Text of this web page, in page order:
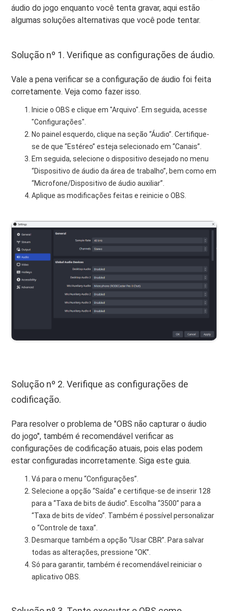
áudio do jogo enquanto você tenta gravar, aqui estão
algumas soluções alternativas que você pode tentar.
Solução nº 1. Verifique as configurações de áudio.
Vale a pena verificar se a configuração de áudio foi feita
corretamente. Veja como fazer isso.
Inicie o OBS e clique em "Arquivo". Em seguida, acesse
"Configurações".
No painel esquerdo, clique na seção “Áudio”. Certifique-
se de que “Estéreo” esteja selecionado em “Canais”.
Em seguida, selecione o dispositivo desejado no menu
“Dispositivo de áudio da área de trabalho”, bem como em
“Microfone/Dispositivo de áudio auxiliar”.
Aplique as modificações feitas e reinicie o OBS.
Solução nº 2. Verifique as configurações de
codificação.
Para resolver o problema de "OBS não capturar o áudio
do jogo", também é recomendável verificar as
configurações de codificação atuais, pois elas podem
estar configuradas incorretamente. Siga este guia.
Vá para o menu “Configurações”.
Selecione a opção “Saída” e certifique-se de inserir 128
para a “Taxa de bits de áudio”. Escolha “3500” para a
“Taxa de bits de vídeo”. Também é possível personalizar
o “Controle de taxa”.
Desmarque também a opção “Usar CBR”. Para salvar
todas as alterações, pressione “OK”.
Só para garantir, também é recomendável reiniciar o
aplicativo OBS.